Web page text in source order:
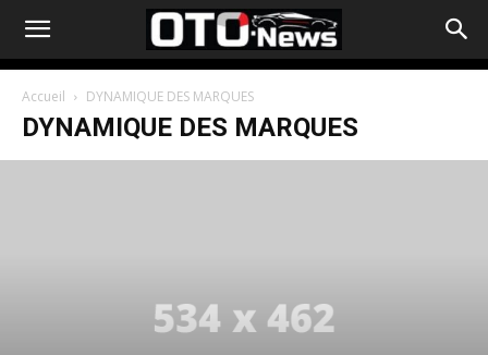
Accueil DYNAMIQUE DES MARQUES
DYNAMIQUE DES MARQUES